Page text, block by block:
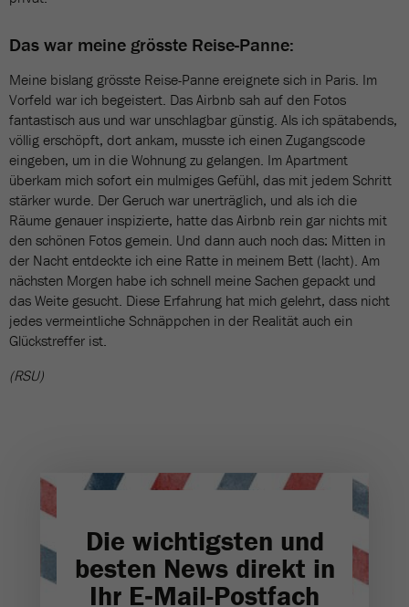
Das war meine grösste Reise-Panne:
Meine bislang grösste Reise-Panne ereignete sich in Paris. Im
Vorfeld war ich begeistert. Das Airbnb sah auf den Fotos
fantastisch aus und war unschlagbar günstig. Als ich spätabends,
völlig erschöpft, dort ankam, musste ich einen Zugangscode
eingeben, um in die Wohnung zu gelangen. Im Apartment
überkam mich sofort ein mulmiges Gefühl, das mit jedem Schritt
stärker wurde. Der Geruch war unerträglich, und als ich die
Räume genauer inspizierte, hatte das Airbnb rein gar nichts mit
den schönen Fotos gemein. Und dann auch noch das: Mitten in
der Nacht entdeckte ich eine Ratte in meinem Bett (lacht). Am
nächsten Morgen habe ich schnell meine Sachen gepackt und
das Weite gesucht. Diese Erfahrung hat mich gelehrt, dass nicht
jedes vermeintliche Schnäppchen in der Realität auch ein
Glückstreffer ist.
(RSU)
Die wichtigsten und
besten News direkt in
Ihr E‑Mail-Postfach